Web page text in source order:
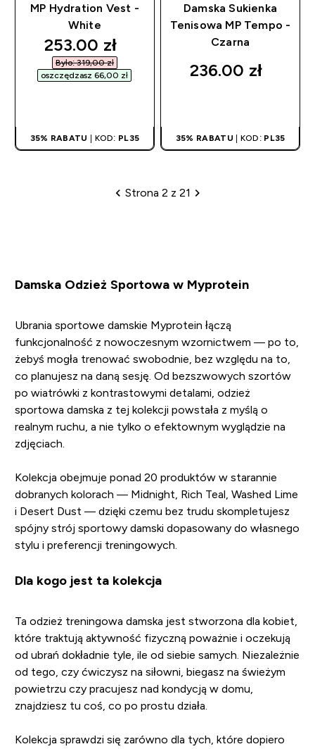
MP Hydration Vest -
White
discounted price
253.00 zł‎
Było: 319,00 zł‎
oszczędzasz 66,00 zł‎
35% RABATU | KOD: PL35
Damska Sukienka
Tenisowa MP Tempo -
Czarna
236.00 zł‎
35% RABATU | KOD: PL35
Paginacja
Strona 2 z 21
Damska Odzież Sportowa w Myprotein
Ubrania sportowe damskie Myprotein łączą
funkcjonalność z nowoczesnym wzornictwem — po to,
żebyś mogła trenować swobodnie, bez względu na to,
co planujesz na daną sesję. Od bezszwowych szortów
po wiatrówki z kontrastowymi detalami, odzież
sportowa damska z tej kolekcji powstała z myślą o
realnym ruchu, a nie tylko o efektownym wyglądzie na
zdjęciach.
Kolekcja obejmuje ponad 20 produktów w starannie
dobranych kolorach — Midnight, Rich Teal, Washed Lime
i Desert Dust — dzięki czemu bez trudu skompletujesz
spójny strój sportowy damski dopasowany do własnego
stylu i preferencji treningowych.
Dla kogo jest ta kolekcja
Ta odzież treningowa damska jest stworzona dla kobiet,
które traktują aktywność fizyczną poważnie i oczekują
od ubrań dokładnie tyle, ile od siebie samych. Niezależnie
od tego, czy ćwiczysz na siłowni, biegasz na świeżym
powietrzu czy pracujesz nad kondycją w domu,
znajdziesz tu coś, co po prostu działa.
Kolekcja sprawdzi się zarówno dla tych, które dopiero